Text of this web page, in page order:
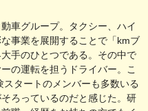
車グループ。タクシー、ハイ
事業を展開することで「kmブ
手のひとつである。その中で
の運転を担うドライバー。こ
タートのメンバーも多数いる
ろっているのだと感じた。研